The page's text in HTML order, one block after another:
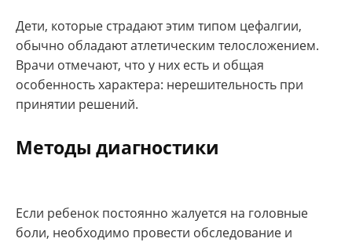
Дети, которые страдают этим типом цефалгии,
обычно обладают атлетическим телосложением.
Врачи отмечают, что у них есть и общая
особенность характера: нерешительность при
принятии решений.
Методы диагностики
Если ребенок постоянно жалуется на головные
боли, необходимо провести обследование и